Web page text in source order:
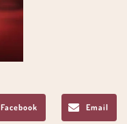
Facebook Email